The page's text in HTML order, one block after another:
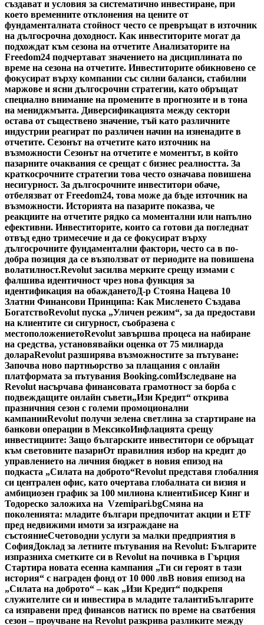
създават и условия за систематично инвестиране, при
което временните отклонения на цените от
фундаменталната стойност често се превръщат в източник
на дългосрочна доходност. Как инвеститорите могат да
подхождат към сезона на отчетите Анализаторите на
Freedom24 подчертават значението на дисциплината по
време на сезона на отчетите. Инвеститорите обикновено се
фокусират върху компании със силни баланси, стабилни
маржове и ясни дългосрочни стратегии, като обръщат
специално внимание на промените в прогнозите и в тона
на мениджмънта. Диверсификацията между сектори
остава от съществено значение, тъй като различните
индустрии реагират по различен начин на изненадите в
отчетите. Сезонът на отчетите като източник на
възможности Сезонът на отчетите е моментът, в който
пазарните очаквания се срещат с бизнес реалността. За
краткосрочните стратегии това често означава повишена
несигурност. За дългосрочните инвеститори обаче,
отбелязват от Freedom24, това може да бъде източник на
възможности. Историята на пазарите показва, че
реакциите на отчетите рядко са моментални или напълно
ефективни. Инвеститорите, които са готови да погледнат
отвъд едно тримесечие и да се фокусират върху
дългосрочните фундаментални фактори, често са в по-
добра позиция да се възползват от периодите на повишена
волатилност.Revolut засилва мерките срещу измами с
фалшива идентичност чрез нова функция за
идентификация на обажданетоД-р Стояна Нацева 10
Златни Финансови Принципа: Как Мисленето Създава
БогатствоRevolut пуска „Уличен режим“, за да предостави
на клиентите си сигурност, съобразена с
местоположениетоRevolut завършва процеса на набиране
на средства, установявайки оценка от 75 милиарда
долараRevolut разширява възможностите за пътуване:
Започва ново партньорство за плащания с онлайн
платформата за пътувания Booking.comИзследване на
Revolut насърчава финансовата грамотност за борба с
подвеждащите онлайн съвети„Изи Кредит“ открива
празничния сезон с големи промоционални
кампанииRevolut получи зелена светлина за стартиране на
банкови операции в МексикоИнфлацията срещу
инвестициите: Защо българските инвеститори се обръщат
към световните пазариОт правилния избор на кредит до
управлението на личния бюджет в новия епизод на
подкаста „Силата на доброто“Revolut представя глобалния
си централен офис, като очертава глобалната си визия и
амбициозен график за 100 милиона клиентиБисер Кинг и
Тодореско заложиха на Vzemipari.bgСмяна на
поколенията: младите българи предпочитат акции и ETF
пред недвижими имоти за изграждане на
състояниеСчетоводни услуги за малки предприятия в
СофияДоклад за летните пътувания на Revolut: Българите
изпразниха сметките си в Revolut на почивка в Гърция
Стартира новата есенна кампания „Ти си героят в тази
история“ с награден фонд от 10 000 лвВ новия епизод на
„Силата на доброто“ – как „Изи Кредит“ подкрепя
служителите си и инвестира в младите талантиБългарите
са изправени пред финансов натиск по време на сватбения
сезон – проучване на Revolut разкрива разликите между